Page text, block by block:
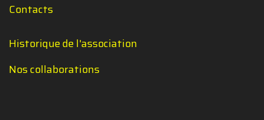
Contacts
Historique de l'association
Nos collaborations